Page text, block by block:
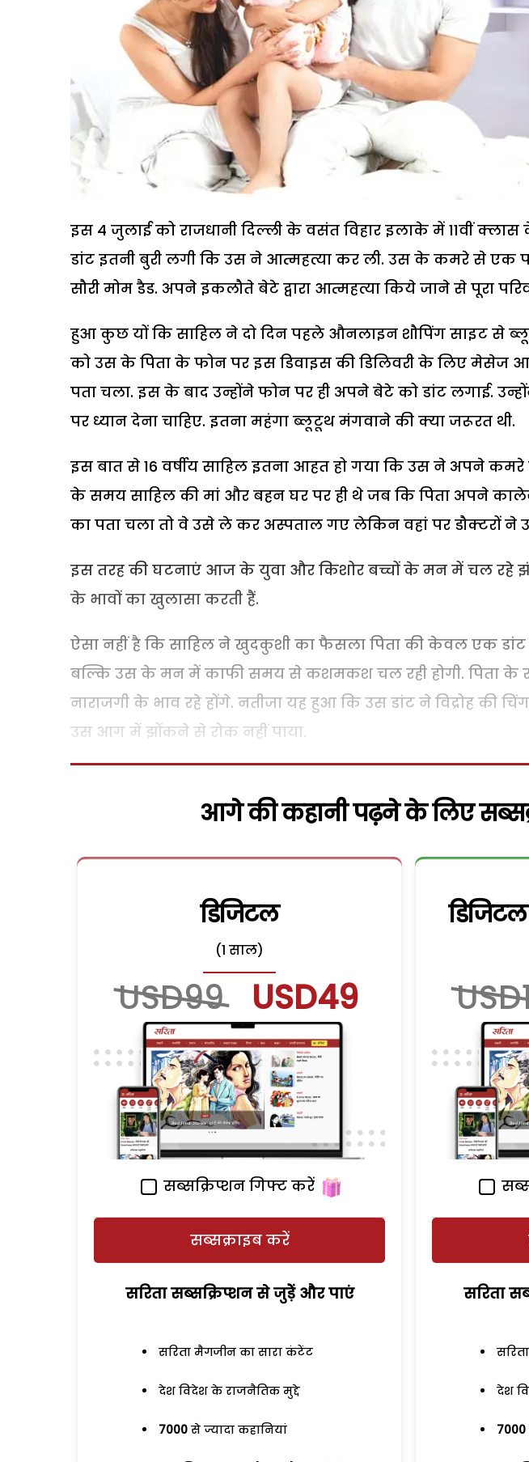
इस 4 जुलाई को राजधानी दिल्ली के वसंत विहार इलाके में 11वीं
डांट इतनी बुरी लगी कि उस ने आत्महत्या कर ली. उस के कमरे से एक
सौरी मोम डैड. अपने इकलौते बेटे द्वारा आत्महत्या किये जाने से पूरा
हुआ कुछ यों कि साहिल ने दो दिन पहले औनलाइन शौपिंग साइट से
को उस के पिता के फोन पर इस डिवाइस की डिलिवरी के लिए मेसेज
पता चला. इस के बाद उन्होंने फोन पर ही अपने बेटे को डांट लगाई.
पर ध्यान देना चाहिए. इतना महंगा ब्लूटूथ मंगवाने की क्या जरूरत थी.
इस बात से 16 वर्षीय साहिल इतना आहत हो गया कि उस ने अपने
के समय साहिल की मां और बहन घर पर ही थे जब कि पिता अपने
का पता चला तो वे उसे ले कर अस्पताल गए लेकिन वहां पर डौक्टरों ने
इस तरह की घटनाएं आज के युवा और किशोर बच्चों के मन में चल रहे
के भावों का खुलासा करती हैं.
ऐसा नहीं है कि साहिल ने खुदकुशी का फैसला पिता की केवल एक डांट
बल्कि उस के मन में काफी समय से कशमकश चल रही होगी. पिता के
नाराजगी के भाव रहे होंगे. नतीजा यह हुआ कि उस डांट ने विद्रोह की
उस आग में झोंकने से रोक नहीं पाया.
आगे की कहानी पढ़ने के लिए
डिजिटल
(1 साल)
USD99 USD49
सब्सक्रिप्शन गिफ्ट करें
सब्सक्राइब करें
सरिता सब्सक्रिप्शन से जुड़ेें और पाएं
सरिता मैगजीन का सारा कंटेंट
देश विदेश के राजनैतिक मुद्दे
7000 से ज्यादा कहानियां
सरिता
देश
7000